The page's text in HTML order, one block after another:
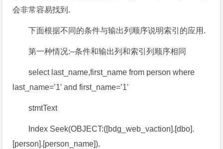
会非常容易找到.
下面根据不同的条件与输出列顺序说明索引的应用.
第一种情况:–条件和输出列和索引列顺序相同
select last_name,first_name from person where
last_name=’1′ and first_name=’1′
stmtText
Index Seek(OBJECT:([bdg_web_vaction].[dbo].
[person].[person_name]),